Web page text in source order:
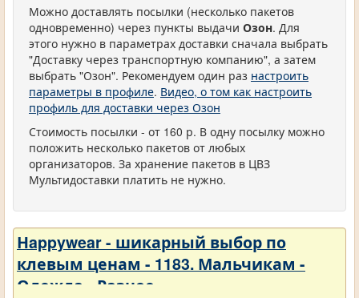
Можно доставлять посылки (несколько пакетов
одновременно) через пункты выдачи Озон. Для
этого нужно в параметрах доставки сначала выбрать
"Доставку через транспортную компанию", а затем
выбрать "Озон". Рекомендуем один раз настроить
параметры в профиле. Видео, о том как настроить
профиль для доставки через Озон
Стоимость посылки - от 160 р. В одну посылку можно
положить несколько пакетов от любых
организаторов. За хранение пакетов в ЦВЗ
Мультидоставки платить не нужно.
Нappywear - шикарный выбор по
клевым ценам - 1183. Мальчикам -
Одежда - Разное